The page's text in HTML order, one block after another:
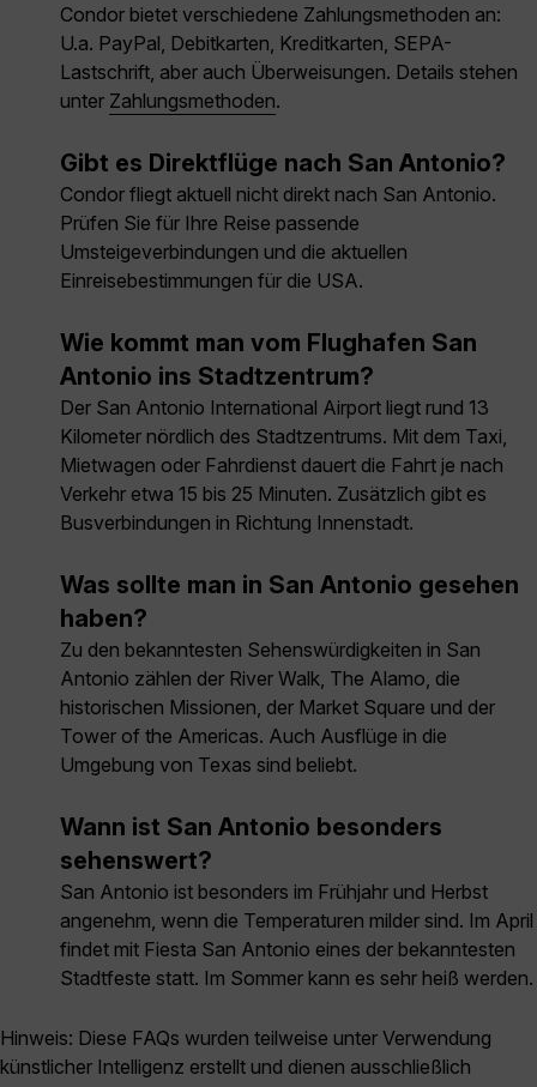
Condor bietet verschiedene Zahlungsmethoden an:
U.a. PayPal, Debitkarten, Kreditkarten, SEPA-
Lastschrift, aber auch Überweisungen. Details stehen
unter Zahlungsmethoden.
Gibt es Direktflüge nach San Antonio?
Condor fliegt aktuell nicht direkt nach San Antonio.
Prüfen Sie für Ihre Reise passende
Umsteigeverbindungen und die aktuellen
Einreisebestimmungen für die USA.
Wie kommt man vom Flughafen San
Antonio ins Stadtzentrum?
Der San Antonio International Airport liegt rund 13
Kilometer nördlich des Stadtzentrums. Mit dem Taxi,
Mietwagen oder Fahrdienst dauert die Fahrt je nach
Verkehr etwa 15 bis 25 Minuten. Zusätzlich gibt es
Busverbindungen in Richtung Innenstadt.
Was sollte man in San Antonio gesehen
haben?
Zu den bekanntesten Sehenswürdigkeiten in San
Antonio zählen der River Walk, The Alamo, die
historischen Missionen, der Market Square und der
Tower of the Americas. Auch Ausflüge in die
Umgebung von Texas sind beliebt.
Wann ist San Antonio besonders
sehenswert?
San Antonio ist besonders im Frühjahr und Herbst
angenehm, wenn die Temperaturen milder sind. Im April
findet mit Fiesta San Antonio eines der bekanntesten
Stadtfeste statt. Im Sommer kann es sehr heiß werden.
Hinweis: Diese FAQs wurden teilweise unter Verwendung
künstlicher Intelligenz erstellt und dienen ausschließlich